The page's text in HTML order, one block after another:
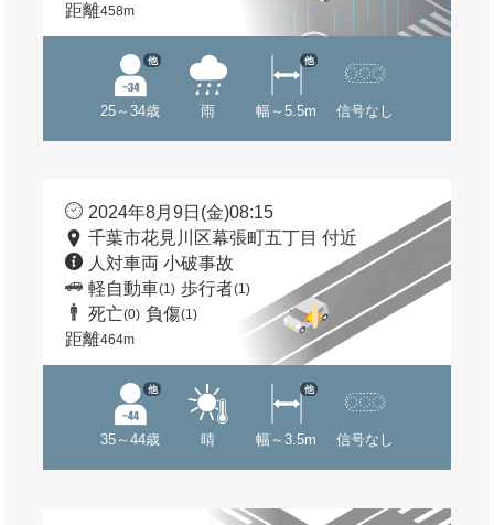
距離458m
25～34歳
他
雨 幅～5.5m
他
信号なし
2024年8月9日(金)08:15
千葉市花見川区幕張町五丁目 付近
人対車両 小破事故
軽自動車(1) 歩行者(1)
死亡(0) 負傷(1)
距離464m
35～44歳
他
晴 幅～3.5m
他
信号なし